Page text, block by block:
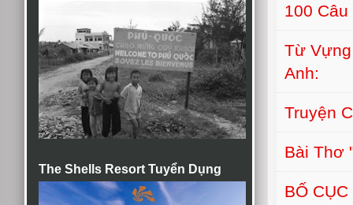
The Shells Resort Tuyển Dụng
100
Từ Vựng
Anh:
Truyện
Bài Thơ
BỐ